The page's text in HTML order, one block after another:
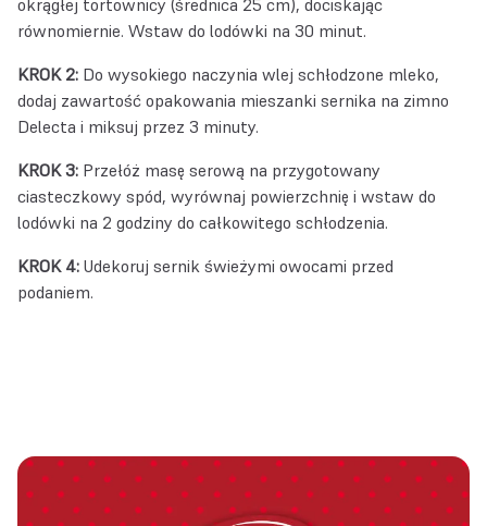
równomiernie. Wstaw do lodówki na 30 minut.
KROK 2: Do wysokiego naczynia wlej schłodzone mleko,
dodaj zawartość opakowania mieszanki sernika na zimno
Delecta i miksuj przez 3 minuty.
KROK 3: Przełóż masę serową na przygotowany
ciasteczkowy spód, wyrównaj powierzchnię i wstaw do
lodówki na 2 godziny do całkowitego schłodzenia.
KROK 4: Udekoruj sernik świeżymi owocami przed
podaniem.